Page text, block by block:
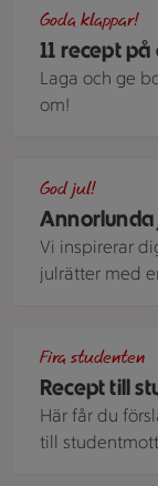
11 recept
Goda klappar!
Laga och ge
om!
Annorlunda
God jul!
Vi inspirerar
julrätter med
Recept till
Fira studenten
Här får du
till